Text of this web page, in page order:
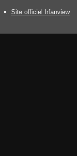
Site officiel Irfanview